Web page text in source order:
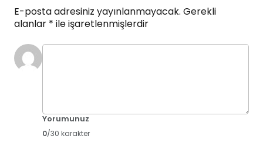
E-posta adresiniz yayınlanmayacak. Gerekli
alanlar * ile işaretlenmişlerdir
Yorumunuz
0/30 karakter